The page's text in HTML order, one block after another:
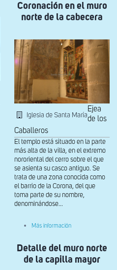
Coronación en el muro
norte de la cabecera
Iglesia de Santa María
Ejea
de los
Caballeros
El templo está situado en la parte
más alta de la villa, en el extremo
nororiental del cerro sobre el que
se asienta su casco antiguo. Se
trata de una zona conocida como
el barrio de la Corona, del que
toma parte de su nombre,
denominándose...
Más información
la
en
Detalle del muro norte
de la capilla mayor